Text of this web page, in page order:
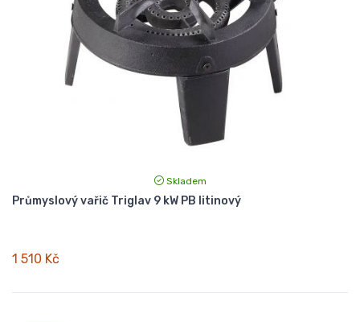
Skladem
Průmyslový vařič Triglav 9 kW PB litinový
1 510 Kč